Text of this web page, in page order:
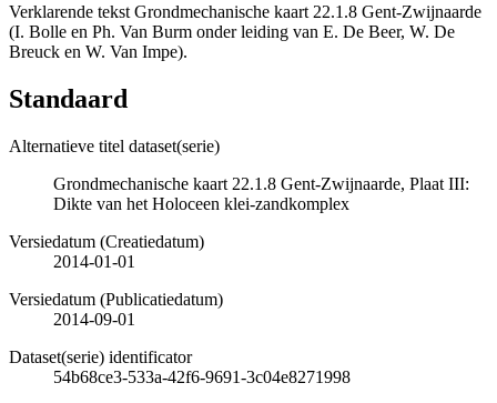
Verklarende tekst Grondmechanische kaart 22.1.8 Gent-Zwijnaarde
(I. Bolle en Ph. Van Burm onder leiding van E. De Beer, W. De
Breuck en W. Van Impe).
Standaard
Alternatieve titel dataset(serie)
Grondmechanische kaart 22.1.8 Gent-Zwijnaarde, Plaat III:
Dikte van het Holoceen klei-zandkomplex
Versiedatum (Creatiedatum)
2014-01-01
Versiedatum (Publicatiedatum)
2014-09-01
Dataset(serie) identificator
54b68ce3-533a-42f6-9691-3c04e8271998